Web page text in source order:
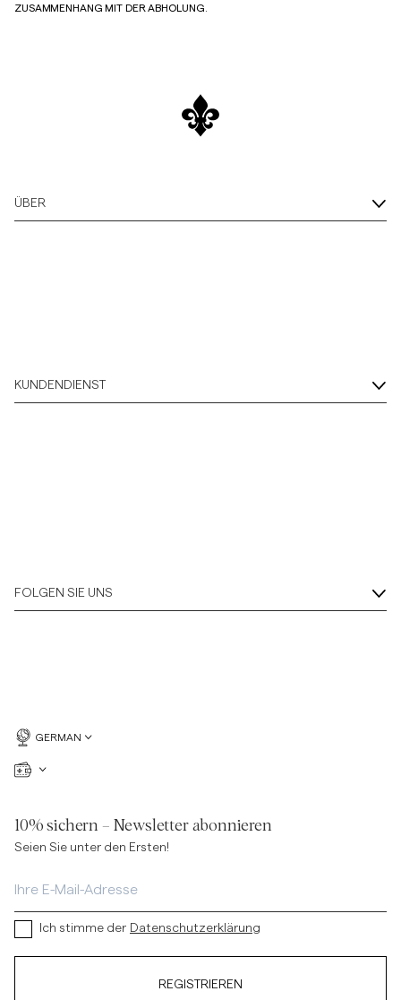
ZUSAMMENHANG MIT DER ABHOLUNG.
ÜBER
KUNDENDIENST
FOLGEN SIE UNS
GERMAN
10% sichern – Newsletter abonnieren
Seien Sie unter den Ersten!
Ich stimme der Datenschutzerklärung
REGISTRIEREN